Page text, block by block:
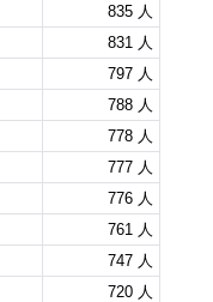
835 人
831 人
797 人
788 人
778 人
777 人
776 人
761 人
747 人
720 人